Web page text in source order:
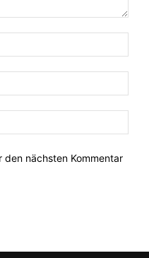
Mail:*
den nächsten Kommentar